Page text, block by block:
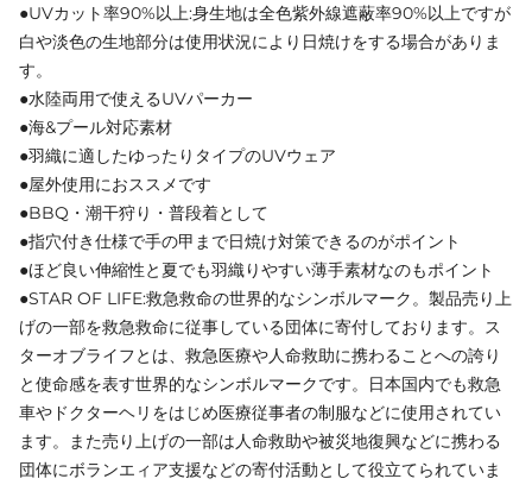
●UVカット率90%以上:身生地は全色紫外線遮蔽率90%以上ですが
白や淡色の生地部分は使用状況により日焼けをする場合がありま
す。
●水陸両用で使えるUVパーカー
●海&プール対応素材
●羽織に適したゆったりタイプのUVウェア
●屋外使用におススメです
●BBQ・潮干狩り・普段着として
●指穴付き仕様で手の甲まで日焼け対策できるのがポイント
●ほど良い伸縮性と夏でも羽織りやすい薄手素材なのもポイント
●STAR OF LIFE:救急救命の世界的なシンボルマーク。製品売り上
げの一部を救急救命に従事している団体に寄付しております。ス
ターオブライフとは、救急医療や人命救助に携わることへの誇り
と使命感を表す世界的なシンボルマークです。日本国内でも救急
車やドクターヘリをはじめ医療従事者の制服などに使用されてい
ます。また売り上げの一部は人命救助や被災地復興などに携わる
団体にボランエィア支援などの寄付活動として役立てられていま